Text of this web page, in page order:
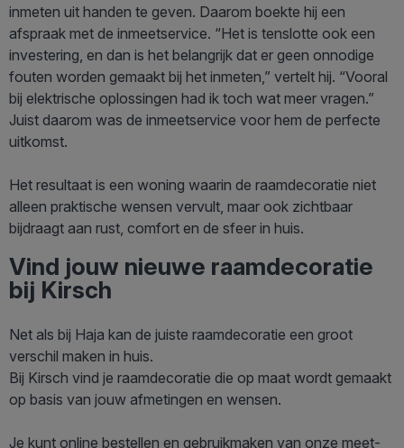
inmeten uit handen te geven. Daarom boekte hij een
afspraak met de inmeetservice. “Het is tenslotte ook een
investering, en dan is het belangrijk dat er geen onnodige
fouten worden gemaakt bij het inmeten,” vertelt hij. “Vooral
bij elektrische oplossingen had ik toch wat meer vragen.”
Juist daarom was de inmeetservice voor hem de perfecte
uitkomst.
Het resultaat is een woning waarin de raamdecoratie niet
alleen praktische wensen vervult, maar ook zichtbaar
bijdraagt aan rust, comfort en de sfeer in huis.
Vind jouw nieuwe raamdecoratie
bij Kirsch
Net als bij Haja kan de juiste raamdecoratie een groot
verschil maken in huis.
Bij Kirsch vind je raamdecoratie die op maat wordt gemaakt
op basis van jouw afmetingen en wensen.
Je kunt online bestellen en gebruikmaken van onze meet-